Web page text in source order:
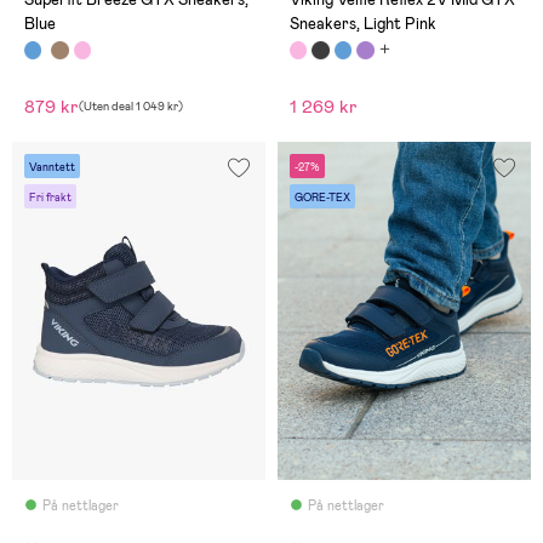
Blue
879 kr(Uten deal1 049 kr)
Sneakers, Light Pink
1 269 kr
Vanntett
Fri frakt
På nettlager
-27%
GORE-TEX
På nettlager